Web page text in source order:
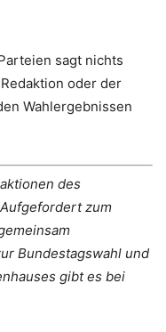
sagt nichts
oder der
Wahlergebnissen
des
zum
Bundestagswahl und
gibt es bei